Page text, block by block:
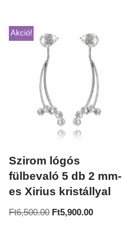
Akció!
Szirom lógós
fülbevaló 5 db 2 mm-
es Xirius kristállyal
Ft6,500.00 Ft5,900.00